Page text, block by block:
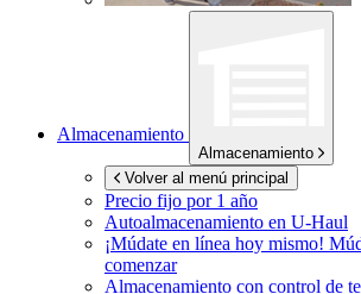
Almacenamiento
Almacenamiento
Volver al menú principal
Precio fijo por 1 año
Autoalmacenamiento en U-Haul
¡Múdate en línea hoy mismo!
comenzar
Almacenamiento con control de